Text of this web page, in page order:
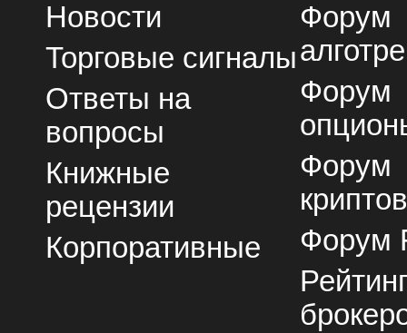
Новости
Торговые сигналы
Ответы на
вопросы
Книжные
рецензии
Корпоративные
Форум
Форум
Форум
Форум